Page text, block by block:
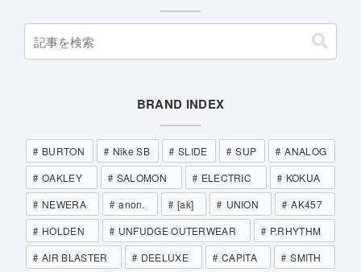
BRAND INDEX
BURTON Nike SB SLIDE SUP
ANALOG
OAKLEY
SALOMON ELECTRIC
KOKUA
NEWERA
anon. [ak] UNION
AK457
HOLDEN
UNFUDGE OUTERWEAR
P.RHYTHM
AIR BLASTER
DEELUXE CAPITA
SMITH